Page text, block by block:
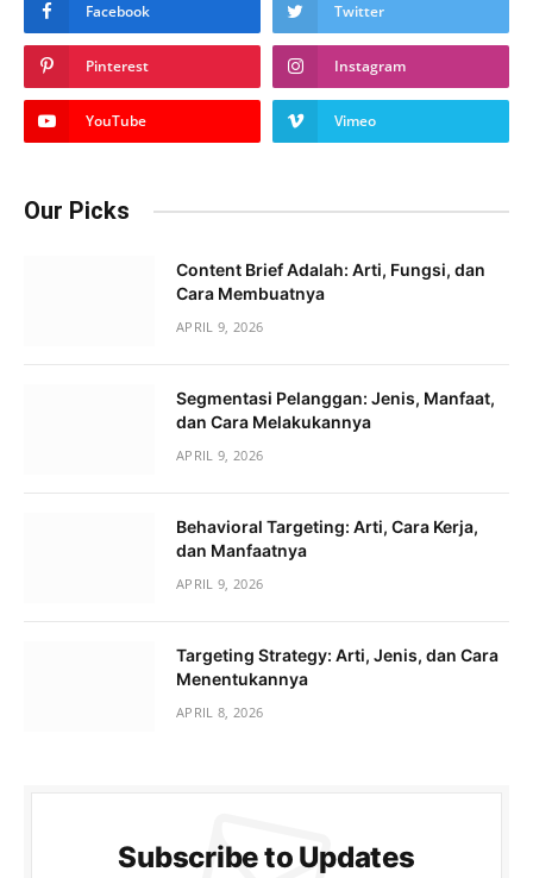
Facebook Twitter
Pinterest Instagram
YouTube Vimeo
Our Picks
Content Brief Adalah: Arti, Fungsi, dan
Cara Membuatnya
APRIL 9, 2026
Segmentasi Pelanggan: Jenis, Manfaat,
dan Cara Melakukannya
APRIL 9, 2026
Behavioral Targeting: Arti, Cara Kerja,
dan Manfaatnya
APRIL 9, 2026
Targeting Strategy: Arti, Jenis, dan Cara
Menentukannya
APRIL 8, 2026
Subscribe to Updates